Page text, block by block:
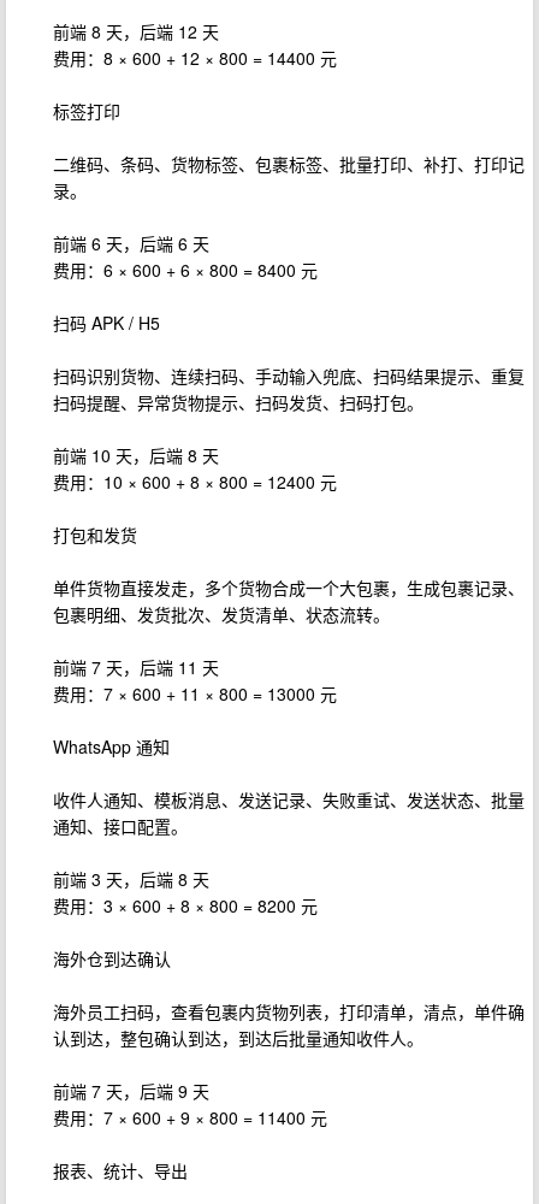
前端 8 天，后端 12 天
费用：8 × 600 + 12 × 800 = 14400 元
标签打印
二维码、条码、货物标签、包裹标签、批量打印、补打、打印记
录。
前端 6 天，后端 6 天
费用：6 × 600 + 6 × 800 = 8400 元
扫码 APK / H5
扫码识别货物、连续扫码、手动输入兜底、扫码结果提示、重复
扫码提醒、异常货物提示、扫码发货、扫码打包。
前端 10 天，后端 8 天
费用：10 × 600 + 8 × 800 = 12400 元
打包和发货
单件货物直接发走，多个货物合成一个大包裹，生成包裹记录、
包裹明细、发货批次、发货清单、状态流转。
前端 7 天，后端 11 天
费用：7 × 600 + 11 × 800 = 13000 元
WhatsApp 通知
收件人通知、模板消息、发送记录、失败重试、发送状态、批量
通知、接口配置。
前端 3 天，后端 8 天
费用：3 × 600 + 8 × 800 = 8200 元
海外仓到达确认
海外员工扫码，查看包裹内货物列表，打印清单，清点，单件确
认到达，整包确认到达，到达后批量通知收件人。
前端 7 天，后端 9 天
费用：7 × 600 + 9 × 800 = 11400 元
报表、统计、导出